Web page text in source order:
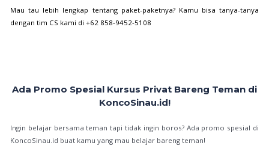
Mau tau lebih lengkap tentang paket-paketnya? Kamu bisa tanya-tanya
dengan tim CS kami di +62 858-9452-5108
Ada Promo Spesial Kursus Privat Bareng Teman di
KoncoSinau.id!
Ingin belajar bersama teman tapi tidak ingin boros? Ada promo spesial di
KoncoSinau.id buat kamu yang mau belajar bareng teman!